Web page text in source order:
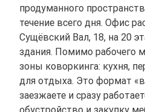
продуманного
течение всего дня. Офис
Сущёвский Вал, 18, на 20
здания. Помимо рабочего
зоны коворкинга: кухня,
для отдыха. Это формат
заезжаете и сразу
обустройство и закупку